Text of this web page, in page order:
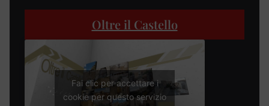
Oltre il Castello
Fai clic per accettare i
cookie per questo servizio